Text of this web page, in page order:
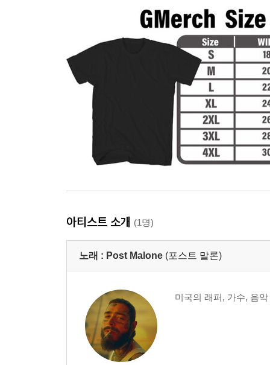
아티스트 소개 (1명)
노래 : Post Malone (포스트 말론)
미국의 래퍼, 가수, 음